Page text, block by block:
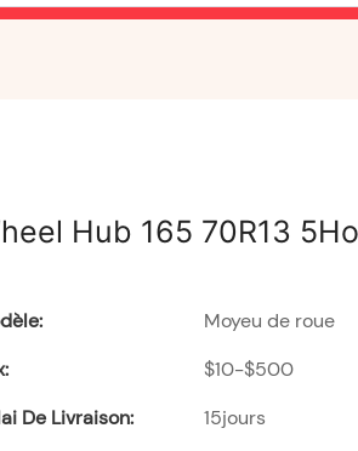
Hub 165 70R13
Moyeu de roue
$10-$500
De Livraison:
15jours